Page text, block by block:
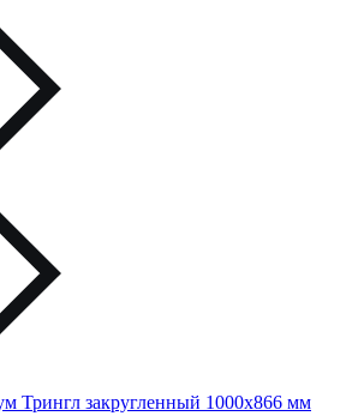
Трингл закругленный 1000х866 мм